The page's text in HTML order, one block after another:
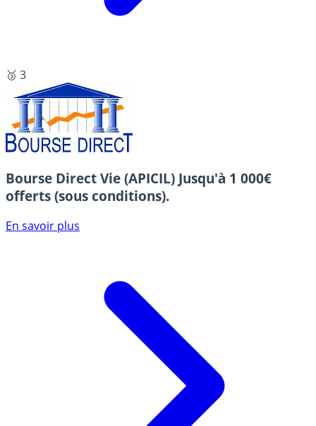
🥉 3
Bourse Direct Vie (APICIL) Jusqu'à 1 000€
offerts (sous conditions).
En savoir plus